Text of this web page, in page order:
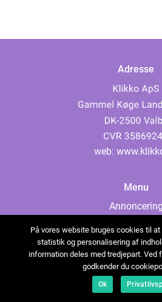
Adresse
web:
Menu
Annoncering
Cookies
Kontakt os
Sitemap
På vores website bruges cookies til
statistik og personalisering af
information deles med tredjepart. Ved
godkender du
Ok